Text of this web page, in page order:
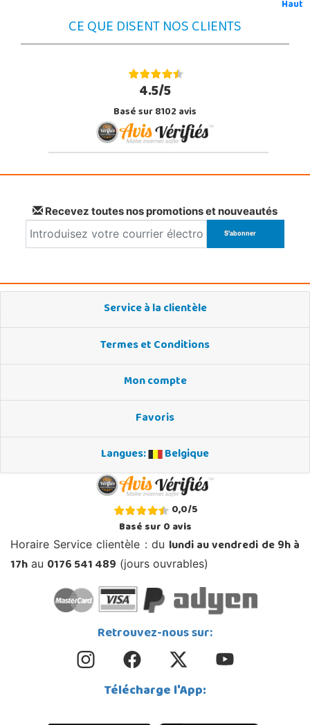
Haut
CE QUE DISENT NOS CLIENTS
4.5/5
Basé sur 8102 avis
Recevez toutes nos promotions et nouveautés
Service à la clientèle
Termes et Conditions
Mon compte
Favoris
Langues:
Belgique
0,0/5
Basé sur0avis
Horaire Service clientèle : du lundi au vendredi de 9h à
17h au 0176 541 489 (jours ouvrables)
Retrouvez-nous sur:
Télécharge l'App: